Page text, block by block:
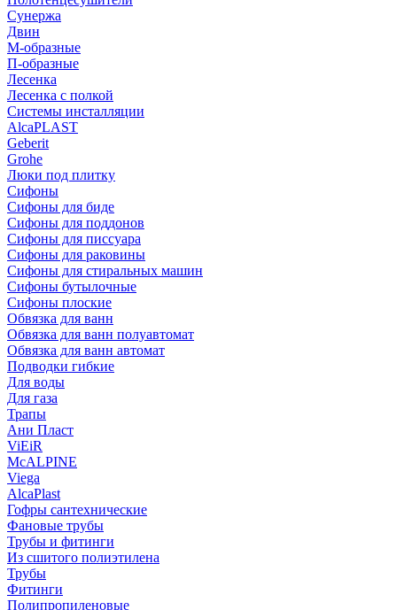
Сунержа
Двин
М-образные
П-образные
Лесенка
Лесенка с полкой
Системы инсталляции
AlcaPLAST
Geberit
Grohe
Люки под плитку
Сифоны
Сифoны для биде
Сифoны для поддонов
Сифoны для писсуара
Сифоны для раковины
Сифоны для стиральных машин
Сифоны бутылочные
Сифоны плоские
Обвязка для ванн
Обвязка для ванн полуавтомат
Обвязка для ванн автомат
Подводки гибкие
Для воды
Для газа
Трапы
Ани Пласт
ViEiR
McALPINE
Viega
AlcaPlast
Гофры сантехнические
Фановые трубы
Трубы и фитинги
Из сшитого полиэтилена
Трубы
Фитинги
Полипропиленовые